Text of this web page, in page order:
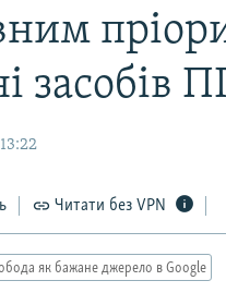
засобів
Читати без VPN
як бажане джерело в Google